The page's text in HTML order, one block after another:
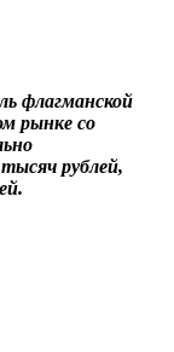
флагманской
рынке со
рублей,